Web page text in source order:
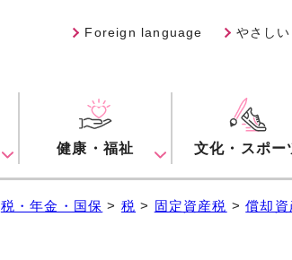
Foreign language やさし
健康・福祉 文化・スポー
税・年金・国保 > 税 > 固定資産税 >償却